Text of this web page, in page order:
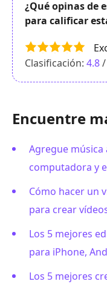
¿Qué opinas de
para calificar
Clasificación: 4.8
Encuentre
Agregue música
computadora y
Cómo hacer un
para crear
Los 5 mejores
para iPhone,
Los 5 mejores